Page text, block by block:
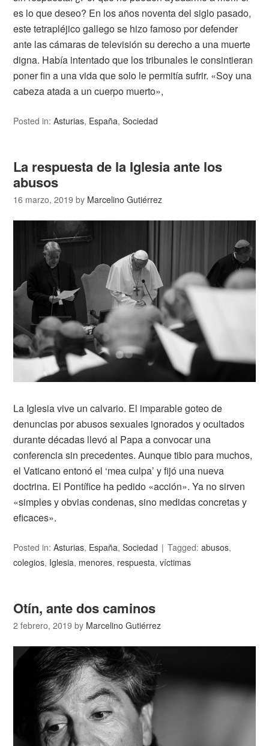
es lo que deseo? En los años noventa del siglo pasado,
este tetrapléjico gallego se hizo famoso por defender
ante las cámaras de televisión su derecho a una muerte
digna. Había intentado que los tribunales le consintieran
poner fin a una vida que solo le permitía sufrir. «Soy una
cabeza atada a un cuerpo muerto»,
Posted in:Asturias, España,Sociedad
La respuesta de la Iglesia ante los
abusos
16 marzo, 2019 by Marcelino Gutiérrez
La Iglesia vive un calvario. El imparable goteo de
denuncias por abusos sexuales ignorados y ocultados
durante décadas llevó al Papa a convocar una
conferencia sin precedentes. Aunque tibio para muchos,
el Vaticano entonó el ‘mea culpa’ y fijó una nueva
doctrina. El Pontífice ha pedido «acción». Ya no sirven
«simples y obvias condenas, sino medidas concretas y
eficaces».
Posted in:Asturias, España,Sociedad Tagged:abusos,
colegios, Iglesia, menores, respuesta,víctimas
Otín, ante dos caminos
2 febrero, 2019 by Marcelino Gutiérrez